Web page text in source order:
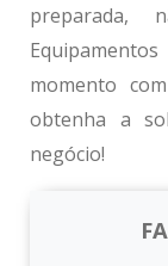
preparada,
momento
obtenha a
negócio!